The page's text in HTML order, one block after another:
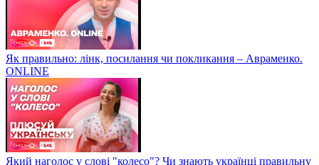
Як правильно: лінк, посилання чи покликання – Авраменко.
ONLINE
Який наголос у слові "колесо"? Чи знають українці правильну